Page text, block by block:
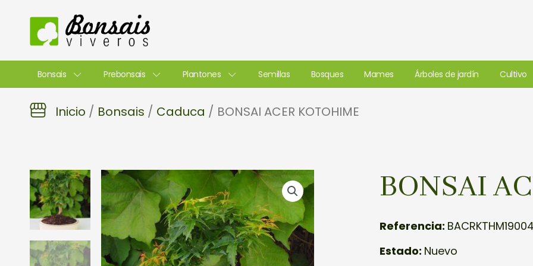
contenido
Bonsais Prebonsais Plantones Semillas Bosques Mames Árboles de jardín Cultivo
Inicio / Bonsais / Caduca / BONSAI ACER KOTOHIME
BONSAI
Referencia:
Estado: Nuevo